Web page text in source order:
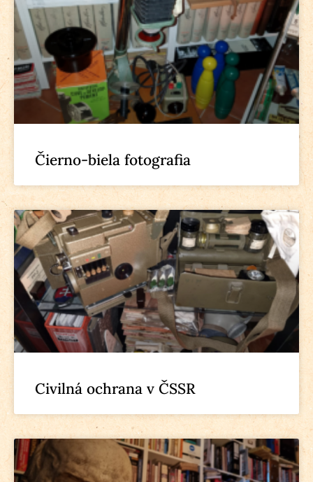
Čierno-biela fotografia
Civilná ochrana v ČSSR